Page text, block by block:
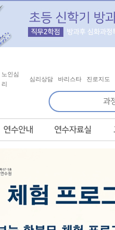
노인심
리
심리상담 바리스타 진로지도